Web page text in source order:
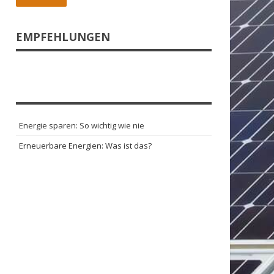
EMPFEHLUNGEN
Energie sparen: So wichtig wie nie
Erneuerbare Energien: Was ist das?